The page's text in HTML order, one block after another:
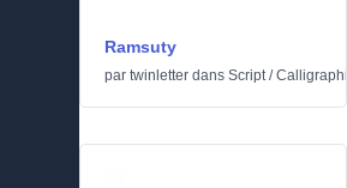
Ramsuty
par twinletter dans Script/